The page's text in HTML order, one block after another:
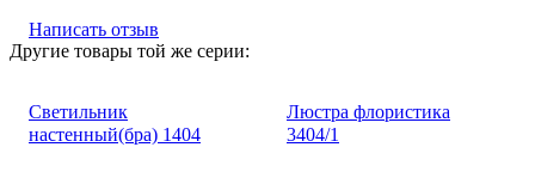
Написать отзыв
Другие товары той же серии:
Светильник
настенный(бра) 1404
Люстра флористика
3404/1